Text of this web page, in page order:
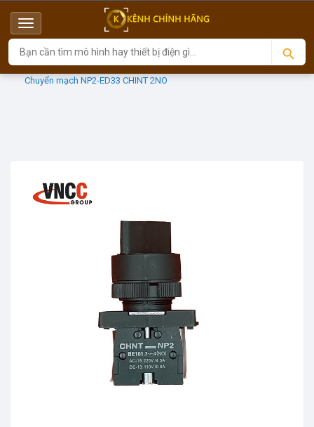
Menu
Top
Sản phẩm Phụ kiện tủ bảng
Chuyển mạch NP2-ED33 CHINT 2NO